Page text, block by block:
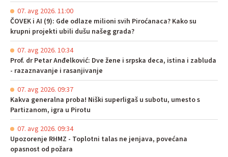
07. avg 2026. 11:00
ČOVEK i AI (9): Gde odlaze milioni svih Piroćanaca? Kako su
krupni projekti ubili dušu našeg grada?
07. avg 2026. 10:34
Prof. dr Petar Anđelković: Dve žene i srpska deca, istina i zabluda
- razaznavanje i rasanjivanje
07. avg 2026. 09:37
Kakva generalna proba! Niški superligaš u subotu, umesto s
Partizanom, igra u Pirotu
07. avg 2026. 09:34
Upozorenje RHMZ - Toplotni talas ne jenjava, povećana
opasnost od požara